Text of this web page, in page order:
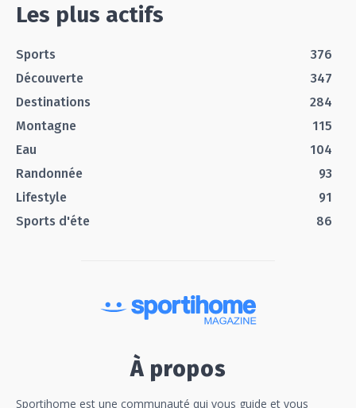
Les plus actifs
Sports
376
Découverte
347
Destinations
284
Montagne
115
Eau
104
Randonnée
93
Lifestyle
91
Sports d'éte
86
À propos
Sportihome est une communauté qui vous guide et vous